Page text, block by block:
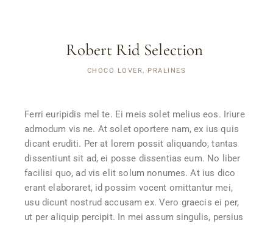
Robert Rid Selection
CHOCO LOVER, PRALINES
Ferri euripidis mel te. Ei meis solet melius eos. Iriure
admodum vis ne. At solet oportere nam, ex ius quis
dicant eruditi. Per at lorem possit aliquando, tantas
dissentiunt sit ad, ei posse dissentias eum. No liber
facilisi quo, ad vis elit solum nonumes. At ius dico
erant elaboraret, id possim vocent omittantur mei,
usu dicunt nostrud accusam ex. Vero graecis ei per,
ut per aliquip percipit. In mei assum singulis, persius